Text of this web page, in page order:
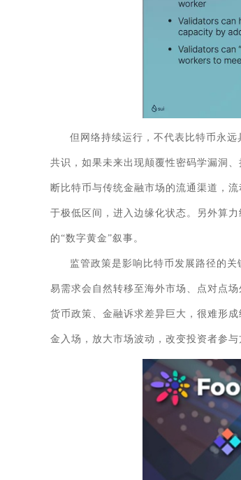
但网络持续运行，不代表比特币永
共识，如果未来出现颠覆性密码学漏洞
断比特币与传统金融市场的流通渠道，
于极低区间，进入边缘化状态。另外算
的“数字黄金”叙事。
监管政策是影响比特币发展路径的
易需求会自然转移至海外市场、点对点
货币政策、金融诉求差异巨大，很难形
金入场，放大市场波动，改变投资者参与